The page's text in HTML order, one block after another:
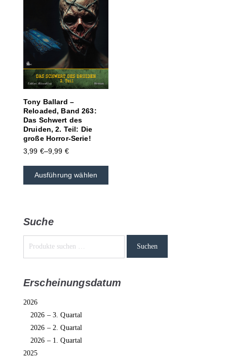
Tony Ballard –
Reloaded, Band 263:
Das Schwert des
Druiden, 2. Teil: Die
große Horror-Serie!
3,99 €–9,99 €
Ausführung wählen
Suche
Suchen
Erscheinungsdatum
2026
2026 – 3. Quartal
2026 – 2. Quartal
2026 – 1. Quartal
2025